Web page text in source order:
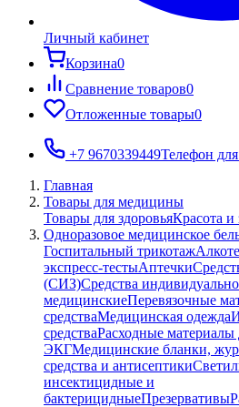
Личный кабинет
Корзина0
Сравнение товаров0
Отложенные товары0
+7 9670339449Телефон
Главная
Товары для медицины
Товары для здоровьяКрасота и
Одноразовое медицинское
Госпитальный трикотаж
экспресс-тестыАптечки
(СИЗ)Средства
медицинскиеПеревязочные
средстваМедицинская одежда
средстваРасходные
ЭКГМедицинские бланки,
средства и антисептики
инсектицидные и
бактерицидныеПрезервативы